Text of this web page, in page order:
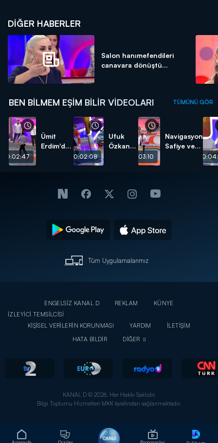
CANLI
DIĞER HABERLER
Salon hanımefendileri
canavara dönüştü...
BEN BILMEM EŞIM BILIR VIDEOLARI TÜMÜNÜ GÖR
00:02:47
Ümit
Erdim'den
00:02:08
Ufuk
Özkan
00:03:10
Navigasyon
Safiye ve
Tüm Uygulamalarımız
ENGELSİZ KANAL D REKLAM
KÜNYE
İZLEYİCİ TEMSİLCİSİ
KİŞİSEL VERİLERİN KORUNMASI
YARDIM
İLETİŞİM
HATA BİLDİR
DİĞER
KANAL D © 2026. Her Hakkı Saklıdır.
Bilgi Toplumu Hizmetleri MKK tarafından sağlanmaktadır.